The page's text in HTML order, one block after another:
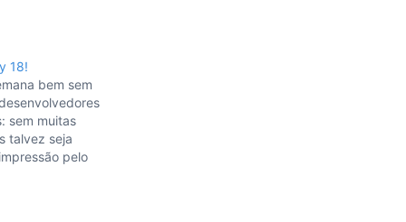
18!
bem sem
sem muitas
talvez seja
pelo
que pretendo